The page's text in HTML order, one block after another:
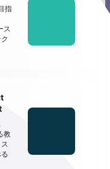
指
ス
教